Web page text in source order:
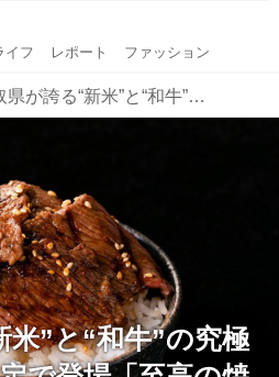
イフ レポート ファッション
鳥取県が誇る“新米”と“和牛”の究極コラボが期間限定で登場「至高の焼肉オンザライス ～鳥取和牛×星空舞～」
米”と“和牛”の究極